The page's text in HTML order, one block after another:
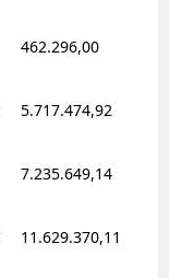
462.296,00
5.717.474,92
7.235.649,14
11.629.370,11